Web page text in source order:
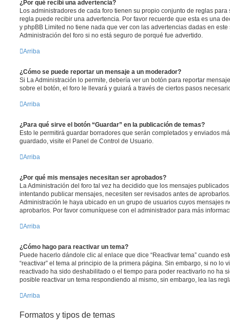
¿Por qué recibí una advertencia?
Los administradores de cada foro tienen su propio conjunto de reglas
regla puede recibir una advertencia. Por favor recuerde que esta es una
y phpBB Limited no tiene nada que ver con las advertencias dadas en
Administración del foro si no está seguro de porqué fue advertido.
Arriba
¿Cómo se puede reportar un mensaje a un moderador?
Si La Administración lo permite, debería ver un botón para reportar
sobre el botón, el foro le llevará y guiará a través de ciertos pasos
Arriba
¿Para qué sirve el botón “Guardar” en la publicación de temas?
Esto le permitirá guardar borradores que serán completados y enviados
guardado, visite el Panel de Control de Usuario.
Arriba
¿Por qué mis mensajes necesitan ser aprobados?
La Administración del foro tal vez ha decidido que los mensajes
intentando publicar mensajes, necesiten ser revisados antes de
Administración le haya ubicado en un grupo de usuarios cuyos mensajes
aprobarlos. Por favor comuníquese con el administrador para más
Arriba
¿Cómo hago para reactivar un tema?
Puede hacerlo dándole clic al enlace que dice “Reactivar tema” cuando
“reactivar” el tema al principio de la primera página. Sin embargo, si no lo
reactivado ha sido deshabilitado o el tiempo para poder reactivarlo no ha
posible reactivar un tema respondiendo al mismo, sin embargo, lea las
Arriba
Formatos y tipos de temas